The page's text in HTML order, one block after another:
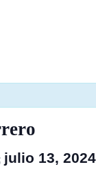
; julio 13, 2024